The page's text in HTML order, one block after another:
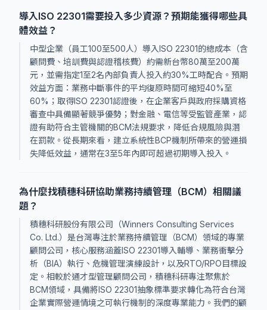
導入ISO 22301需要投入多少資源？預期能獲得哪些具
體效益？
中型企業（員工100至500人）導入ISO 22301的總成本（含
顧問費、培訓費與認證稽核費）約需新台幣80萬至200萬
元，並需指定1至2名內部負責人投入約30%工時配合。預期
效益方面：業務中斷事件的平均復原時間可縮短40%至
60%；取得ISO 22301認證後，在企業客戶與政府採購資格
審查中具備顯著競爭優勢；對金融、電信等受監管產業，認
證有助符合主管機關的BCM法規要求，降低合規風險與潛
在罰款。從長期來看，建立系統性BCP機制所帶來的營運損
失降低效益，通常在3至5年內即可超過初期導入投入。
為什麼找積穗科研協助業務持續管理（BCM）相關議
題？
積穗科研股份有限公司（Winners Consulting Services
Co. Ltd.）是台灣專注於業務持續管理（BCM）領域的專業
顧問公司，核心服務涵蓋ISO 22301導入輔導、業務衝擊分
析（BIA）執行、危機管理演練設計，以及RTO/RPO目標設
定。相較於通才型管理顧問公司，積穗科研專注聚焦於
BCM領域，具備將ISO 22301抽象標準要求轉化為符合台灣
企業實際營運情境之可執行機制的深度專業能力。我們的顧